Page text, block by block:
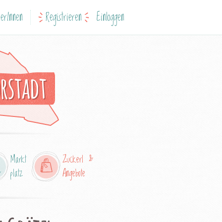
Registrieren Einloggen
Markt
platz
Zuckerl &
Angebote